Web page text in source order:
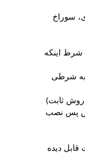
سوراخ
شرط اینکه
به شرطی
روش ثابت)
پس نصب
دیده